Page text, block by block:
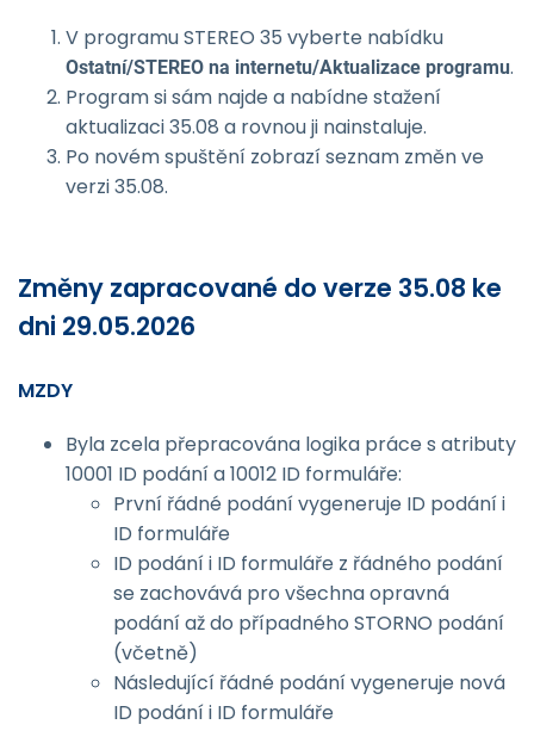
V programu STEREO 35 vyberte nabídku
Ostatní/STEREO na internetu/Aktu­alizace programu.
Program si sám najde a nabídne stažení
aktualizaci 35.08 a rovnou ji nainstaluje.
Po novém spuštění zobrazí seznam změn ve
verzi 35.08.
Změny zapracované do verze 35.08 ke
dni 29.05.2026
MZDY
Byla zcela přepracována logika práce s atributy
10001 ID podání a 10012 ID formuláře:
První řádné podání vygeneruje ID podání i
ID formuláře
ID podání i ID formuláře z řádného podání
se zachovává pro všechna opravná
podání až do případného STORNO podání
(včetně)
Následující řádné podání vygeneruje nová
ID podání i ID formuláře